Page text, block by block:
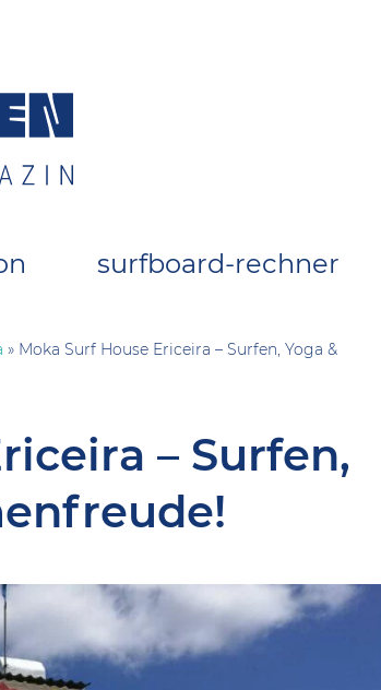
surfboard-rechner
» Moka Surf House Ericeira – Surfen, Yoga &
– Surfen,